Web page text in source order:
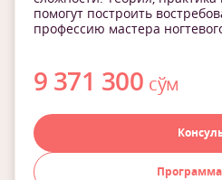
помогут построить
профессию мастера
9 371 300 сўм